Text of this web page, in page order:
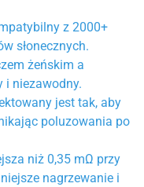
z 2000+
słonecznych.
żeńskim a
i niezawodny.
jest tak, aby
poluzowania po
niż 0,35 mΩ przy
nagrzewanie i